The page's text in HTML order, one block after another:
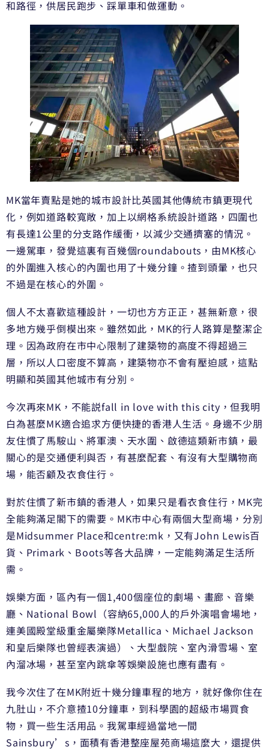
和路徑，供居民跑步、踩單車和做運動。
MK當年賣點是她的城市設計比英國其他傳統市鎮更現代
化，例如道路較寬敞，加上以網格系統設計道路，四圍也
有長達1公里的分支路作緩衝，以減少交通擠塞的情況。
一邊駕車，發覺這裏有百幾個roundabouts，由MK核心
的外圍進入核心的內圍也用了十幾分鐘。揸到頭暈，也只
不過是在核心的外圍。
個人不太喜歡這種設計，一切也方方正正，甚無新意，很
多地方幾乎倒模出來。雖然如此，MK的行人路算是整潔企
理。因為政府在市中心限制了建築物的高度不得超過三
層，所以人口密度不算高，建築物亦不會有壓迫感，這點
明顯和英國其他城市有分別。
今次再來MK，不能説fall in love with this city，但我明
白為甚麼MK適合追求方便快捷的香港人生活。身邊不少朋
友住慣了馬𩣑山、將軍澳、天水圍、啟德這類新市鎮，最
關心的是交通便利與否，有甚麼配套、有沒有大型購物商
場，能否顧及衣食住行。
對於住慣了新市鎮的香港人，如果只是看衣食住行，MK完
全能夠滿足閣下的需要。MK市中心有兩個大型商場，分別
是Midsummer Place和centre:mk，又有John Lewis百
貨、Primark、Boots等各大品牌，一定能夠滿足生活所
需。
娛樂方面，區內有一個1,400個座位的劇場、畫廊、音樂
廳、National Bowl（容納65,000人的戶外演唱會場地，
連美國殿堂級重金屬樂隊Metallica、Michael Jackson
和皇后樂隊也曾經表演過）、大型戲院、室內滑雪場、室
內溜冰場，甚至室內跳傘等娛樂設施也應有盡有。
我今次住了在MK附近十幾分鐘車程的地方，就好像你住在
九肚山，不介意揸10分鐘車，到科學園的超級市場買食
物，買一些生活用品。我駕車經過當地一間
Sainsbury’s，面積有香港整座屋苑商場這麼大，還提供